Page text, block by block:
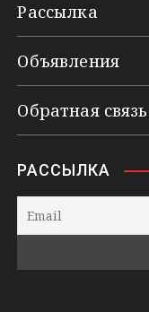
Рассылка
Объявления
Обратная связь
РАССЫЛКА